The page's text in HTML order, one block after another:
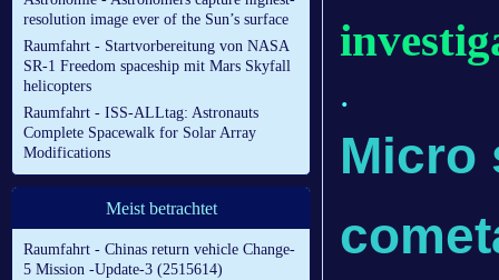
resolution image ever of the Sun’s surface
Raumfahrt - Startvorbereitung von NASA
SR-1 Freedom spaceship mit Mars Skyfall
helicopters
Raumfahrt - ISS-ALLtag: Astronauts
Complete Spacewalk for Solar Array
Modifications
Meist betrachtet
Raumfahrt - Chinas return vehicle Change-
5 Mission -Update-3 (2515614)
.
Micro